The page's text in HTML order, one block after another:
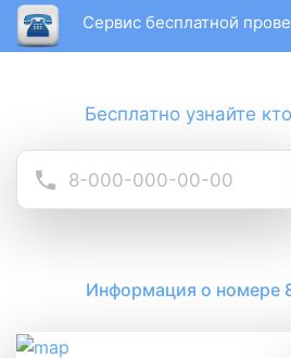
Сервис бесплатной
Бесплатно узнайте
Информация о номере